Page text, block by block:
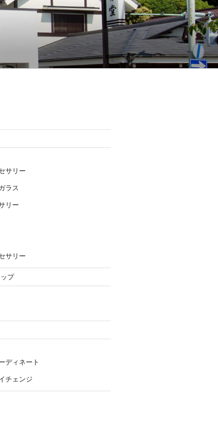
サリー
ラス
リー
サリー
プ
ディネート
チェンジ